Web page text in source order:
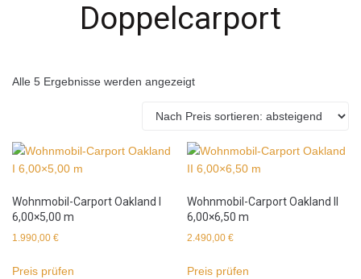
Doppelcarport
Alle 5 Ergebnisse werden angezeigt
Wohnmobil-Carport Oakland I
6,00×5,00 m
1.990,00 €
Preis prüfen
Wohnmobil-Carport Oakland II
6,00×6,50 m
2.490,00€
Preis prüfen